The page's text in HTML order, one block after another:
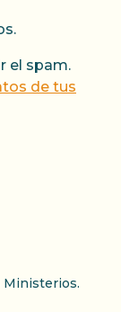
el spam.
de tus
Ministerios.